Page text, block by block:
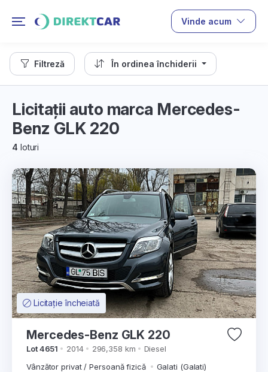
Vinde acum
Filtreză În ordinea închiderii
Licitații auto marca Mercedes-
Benz GLK 220
4 loturi
Licitație încheiată
Mercedes-Benz GLK 220
Lot 4651 2014 296,358 km
Diesel
Vânzător privat / Persoană fizică
Galati (Galati)